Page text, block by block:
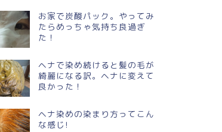
お家で炭酸パック。やってみ
たらめっちゃ気持ち良過ぎ
た！
ヘナで染め続けると髪の毛が
綺麗になる訳。ヘナに変えて
良かった！
ヘナ染めの染まり方ってこん
な感じ!